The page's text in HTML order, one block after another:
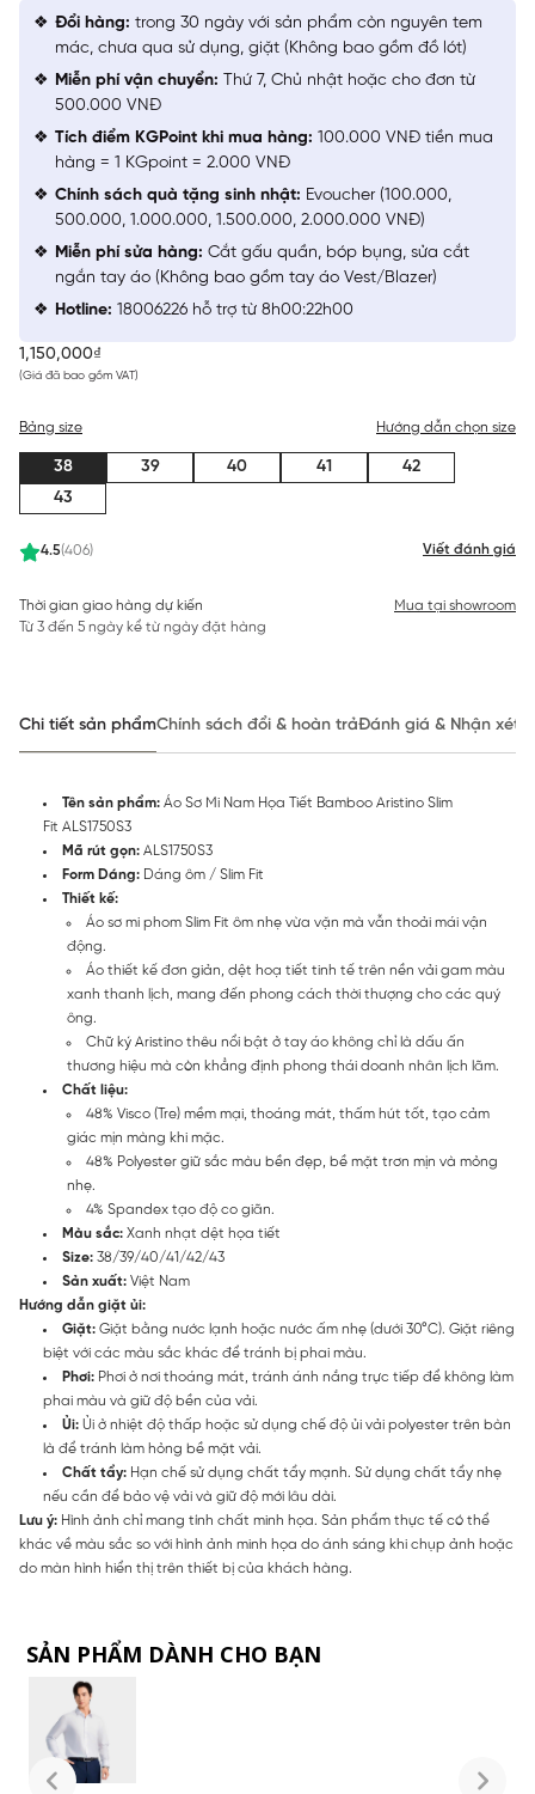
1,150,000₫
(Giá đã bao gồm VAT)
4.5(406) Viết đánh giá
Bảng size Hướng dẫn chọn size
38 39 40 41
42
43
Thời gian giao hàng dự kiến
Từ 3 đến 5 ngày kể từ ngày đặt hàng
Mua tại showroom
Đổi hàng: trong 30 ngày với sản phẩm còn nguyên tem
mác, chưa qua sử dụng, giặt (Không bao gồm đồ lót)
Miễn phí vận chuyển: Thứ 7, Chủ nhật hoặc cho đơn từ
500.000 VNĐ
Tích điểm KGPoint khi mua hàng: 100.000 VNĐ tiền mua
hàng = 1 KGpoint = 2.000 VNĐ
Chính sách quà tặng sinh nhật: Evoucher (100.000,
500.000, 1.000.000, 1.500.000, 2.000.000 VNĐ)
Miễn phí sửa hàng: Cắt gấu quần, bóp bụng, sửa cắt
ngắn tay áo (Không bao gồm tay áo Vest/Blazer)
Hotline: 18006226 hỗ trợ từ 8h00:22h00
Chi tiết sản phẩmChính sách đổi & hoàn trảĐánh giá & Nhận xét
Tên sản phẩm: Áo Sơ Mi Nam Họa Tiết Bamboo Aristino Slim
Fit ALS1750S3
Mã rút gọn: ALS1750S3
Form Dáng: Dáng ôm / Slim Fit
Thiết kế:
Áo sơ mi phom Slim Fit ôm nhẹ vừa vặn mà vẫn thoải mái vận
động.
Áo thiết kế đơn giản, dệt hoạ tiết tinh tế trên nền vải gam màu
xanh thanh lịch, mang đến phong cách thời thượng cho các quý
ông.
Chữ ký Aristino thêu nổi bật ở tay áo không chỉ là dấu ấn
thương hiệu mà còn khẳng định phong thái doanh nhân lịch lãm.
Chất liệu:
48% Visco (Tre) mềm mại, thoáng mát, thấm hút tốt, tạo cảm
giác mịn màng khi mặc.
48% Polyester giữ sắc màu bền đẹp, bề mặt trơn mịn và mỏng
nhẹ.
4% Spandex tạo độ co giãn.
Màu sắc: Xanh nhạt dệt họa tiết
Size: 38/39/40/41/42/43
Sản xuất: Việt Nam
Hướng dẫn giặt ủi:
Giặt: Giặt bằng nước lạnh hoặc nước ấm nhẹ (dưới 30°C). Giặt riêng
biệt với các màu sắc khác để tránh bị phai màu.
Phơi: Phơi ở nơi thoáng mát, tránh ánh nắng trực tiếp để không làm
phai màu và giữ độ bền của vải.
Ủi: Ủi ở nhiệt độ thấp hoặc sử dụng chế độ ủi vải polyester trên bàn
là để tránh làm hỏng bề mặt vải.
Chất tẩy: Hạn chế sử dụng chất tẩy mạnh. Sử dụng chất tẩy nhẹ
nếu cần để bảo vệ vải và giữ độ mới lâu dài.
Lưu ý: Hình ảnh chỉ mang tính chất minh họa. Sản phẩm thực tế có thể
khác về màu sắc so với hình ảnh minh họa do ánh sáng khi chụp ảnh hoặc
do màn hình hiển thị trên thiết bị của khách hàng.
SẢN PHẨM DÀNH CHO BẠN